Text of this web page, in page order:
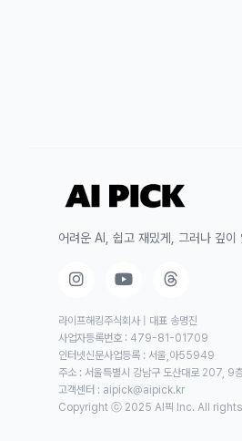
어려운 AI, 쉽고 재밌게, 그러나 깊이
라이프해킹주식회사 | 대표 송명진
사업자등록번호 : 479-81-01709
인터넷신문사업등록 : 서울,아55949
주소 : 서울특별시 강남구 도산대로 207, 9
고객센터 : aipick@aipick.kr
Copyright ⓒ 2025 AI픽 Inc. All